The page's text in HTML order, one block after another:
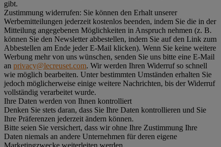
gibt.
Zustimmung widerrufen: Sie können den Erhalt unserer
Werbemitteilungen jederzeit kostenlos beenden, indem Sie die in der
Mitteilung angegebenen Möglichkeiten in Anspruch nehmen (z. B.
können Sie den Newsletter abbestellen, indem Sie auf den Link zum
Abbestellen am Ende jeder E-Mail klicken). Wenn Sie keine weitere
Werbung mehr von uns wünschen, senden Sie uns bitte eine E-Mail
an privacy@lecreuset.com. Wir werden Ihren Widerruf so schnell
wie möglich bearbeiten. Unter bestimmten Umständen erhalten Sie
jedoch möglicherweise einige weitere Nachrichten, bis der Widerruf
vollständig verarbeitet wurde.
Ihre Daten werden von Ihnen kontrolliert
Denken Sie stets daran, dass Sie Ihre Daten kontrollieren und Sie
Ihre Präferenzen jederzeit ändern können.
Bitte seien Sie versichert, dass wir ohne Ihre Zustimmung Ihre
Daten niemals an andere Unternehmen für deren eigene